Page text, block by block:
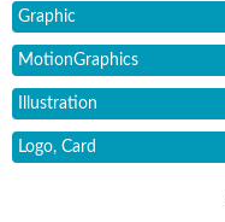
Graphic
MotionGraphics
Illustration
Logo, Card